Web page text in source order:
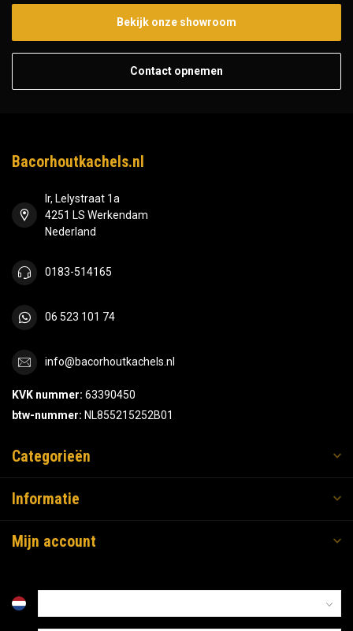
Bekijk onze showroom
Contact opnemen
Bacorhoutkachels.nl
Ir, Lelystraat 1a
4251 LS Werkendam
Nederland
0183-514165
06 523 101 74
info@bacorhoutkachels.nl
KVK nummer: 63390450
btw-nummer: NL855215252B01
Categorieën
Informatie
Mijn account